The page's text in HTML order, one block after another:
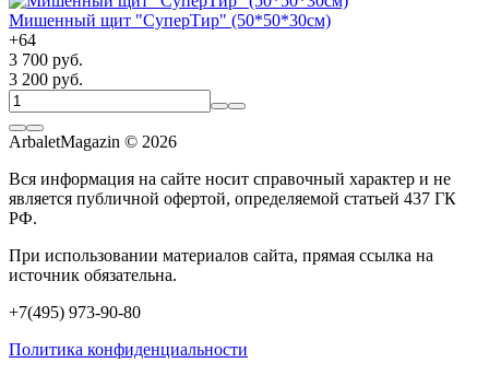
Мишенный щит "СуперТир" (50*50*30см)
+64
3 700 руб.
3 200 руб.
ArbaletMagazin © 2026
Вся информация на сайте носит справочный характер и не
является публичной офертой, определяемой статьей 437 ГК
РФ.
При использовании материалов сайта, прямая ссылка на
источник обязательна.
+7(495) 973-90-80
Политика конфиденциальности